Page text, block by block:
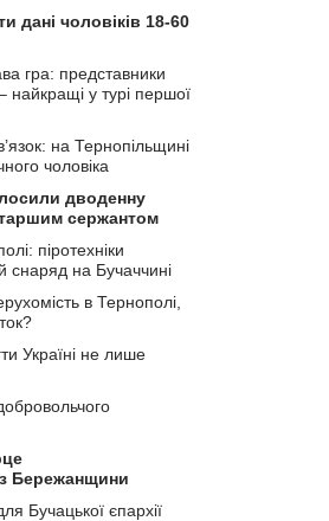
дані чоловіків 18-60
гра: представники
у турі першої
на Тернопільщині
чоловіка
дводенну
сержантом
піротехніки
снаряд на Бучаччині
в Тернополі,
Україні не лише
Бережанщини
Бучацької єпархії